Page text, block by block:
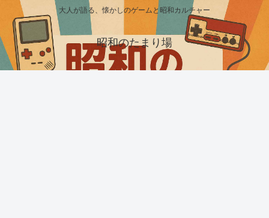
大人が語る、懐かしのゲームと昭和カルチャー
昭和のたまり場